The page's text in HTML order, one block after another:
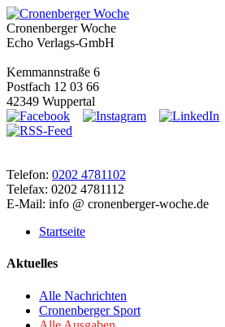
Cronenberger Woche
Echo Verlags-GmbH
Kemmannstraße 6
Postfach 12 03 66
42349 Wuppertal
Telefon: 0202 4781102
Telefax: 0202 4781112
E-Mail: info @ cronenberger-woche.de
Startseite
Aktuelles
Alle Nachrichten
Cronenberger Sport